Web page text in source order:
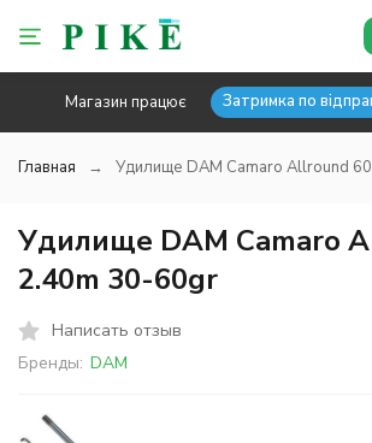
Магазин працює Затримка по
Главная Удилище DAM Camaro Allround
Удилище DAM Camaro
2.40m 30-60gr
Написать отзыв
Бренды: DAM